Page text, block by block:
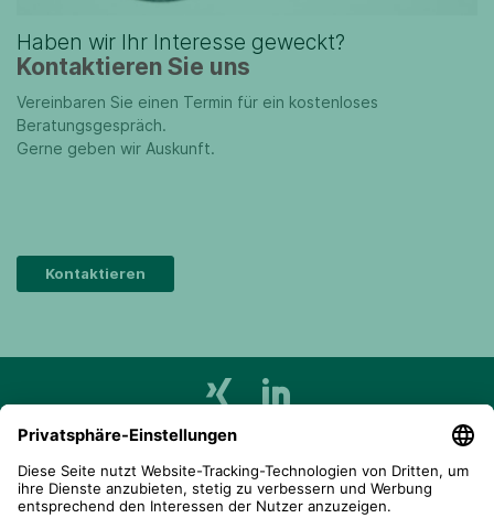
Haben wir Ihr Interesse geweckt?
Kontaktieren Sie uns
Vereinbaren Sie einen Termin für ein kostenloses
Beratungsgespräch.
Gerne geben wir Auskunft.
Kontaktieren
telent GmbH
Gerberstraße 34, 71522 Backnang